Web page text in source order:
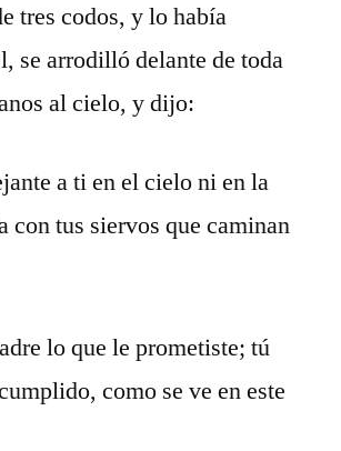
tres codos, y lo había
se arrodilló delante de toda
al cielo, y dijo:
a ti en el cielo ni en la
con tus siervos que caminan
lo que le prometiste; tú
como se ve en este